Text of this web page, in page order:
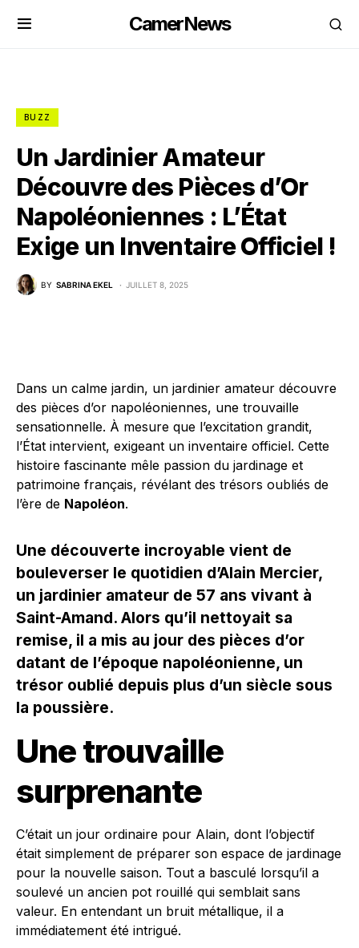
CamerNews
BUZZ
Un Jardinier Amateur
Découvre des Pièces d’Or
Napoléoniennes : L’État
Exige un Inventaire Officiel !
BY SABRINA EKEL JUILLET 8, 2025
Dans un calme jardin, un jardinier amateur découvre
des pièces d’or napoléoniennes, une trouvaille
sensationnelle. À mesure que l’excitation grandit,
l’État intervient, exigeant un inventaire officiel. Cette
histoire fascinante mêle passion du jardinage et
patrimoine français, révélant des trésors oubliés de
l’ère de Napoléon.
Une découverte incroyable vient de
bouleverser le quotidien d’Alain Mercier,
un jardinier amateur de 57 ans vivant à
Saint-Amand. Alors qu’il nettoyait sa
remise, il a mis au jour des pièces d’or
datant de l’époque napoléonienne, un
trésor oublié depuis plus d’un siècle sous
la poussière.
Une trouvaille
surprenante
C’était un jour ordinaire pour Alain, dont l’objectif
était simplement de préparer son espace de jardinage
pour la nouvelle saison. Tout a basculé lorsqu’il a
soulevé un ancien pot rouillé qui semblait sans
valeur. En entendant un bruit métallique, il a
immédiatement été intrigué.